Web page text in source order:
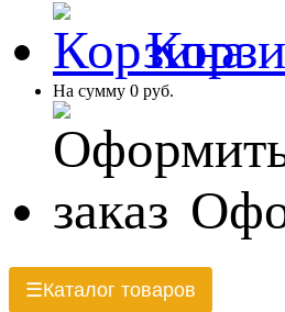
На сумму 0 руб.
☰Каталог товаров